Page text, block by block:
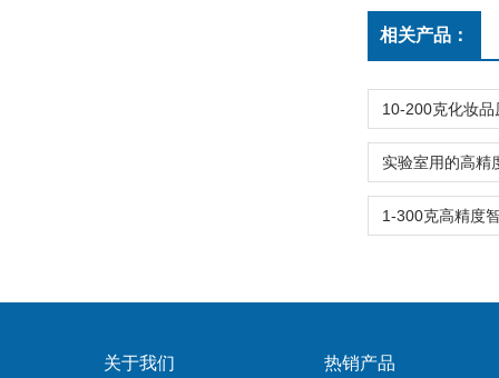
相关产品：
关于我们 热销产品